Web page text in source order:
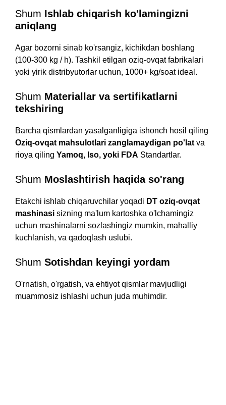
Shum Ishlab chiqarish ko'lamingizni
aniqlang
Agar bozorni sinab ko'rsangiz, kichikdan boshlang
(100-300 kg / h). Tashkil etilgan oziq-ovqat fabrikalari
yoki yirik distribyutorlar uchun, 1000+ kg/soat ideal.
Shum Materiallar va sertifikatlarni
tekshiring
Barcha qismlardan yasalganligiga ishonch hosil qiling
Oziq-ovqat mahsulotlari zanglamaydigan po'lat va
rioya qiling Yamoq, Iso, yoki FDA Standartlar.
Shum Moslashtirish haqida so'rang
Etakchi ishlab chiqaruvchilar yoqadi DT oziq-ovqat
mashinasi sizning ma'lum kartoshka o'lchamingiz
uchun mashinalarni sozlashingiz mumkin, mahalliy
kuchlanish, va qadoqlash uslubi.
Shum Sotishdan keyingi yordam
O'rnatish, o'rgatish, va ehtiyot qismlar mavjudligi
muammosiz ishlashi uchun juda muhimdir.